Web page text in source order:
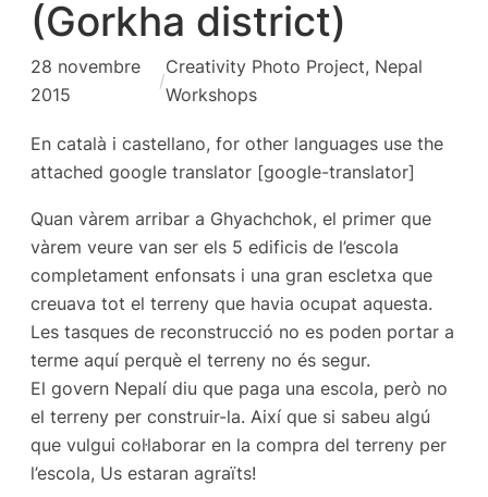
(Gorkha district)
28 novembre
2015
/
Creativity Photo Project, Nepal
Workshops
En català i castellano, for other languages use the
attached google translator [google-translator]
Quan vàrem arribar a Ghyachchok, el primer que
vàrem veure van ser els 5 edificis de l’escola
completament enfonsats i una gran escletxa que
creuava tot el terreny que havia ocupat aquesta.
Les tasques de reconstrucció no es poden portar a
terme aquí perquè el terreny no és segur.
El govern Nepalí diu que paga una escola, però no
el terreny per construir-la. Així que si sabeu algú
que vulgui col·laborar en la compra del terreny per
l’escola, Us estaran agraïts!